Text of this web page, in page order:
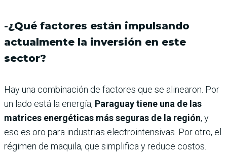
-¿Qué factores están impulsando
actualmente la inversión en este
sector?
Hay una combinación de factores que se alinearon. Por
un lado está la energía, Paraguay tiene una de las
matrices energéticas más seguras de la región, y
eso es oro para industrias electrointensivas. Por otro, el
régimen de maquila, que simplifica y reduce costos.